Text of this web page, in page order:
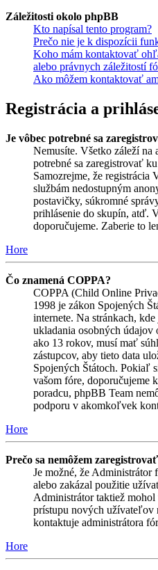
Záležitosti okolo phpBB
Kto napísal tento program?
Prečo nie je k dispozícii
Koho mám kontaktovať
alebo právnych záležitostí
Ako môžem kontaktovať
Registrácia a
Je vôbec potrebné sa
Nemusíte. Všetko záleží na
potrebné sa zaregistrovať
Samozrejme, že registrácia
službám nedostupným
postavičky, súkromné
prihlásenie do skupín, atď.
doporučujeme. Zaberie to
Hore
Čo znamená COPPA?
COPPA (Child Online
1998 je zákon Spojených
internete. Na stránkach,
ukladania osobných
ako 13 rokov, musí mať
zástupcov, aby tieto data
Spojených Štátoch. Pokiaľ
vašom fóre, doporučujeme
poradcu, phpBB Team
podporu v akomkoľvek
Hore
Prečo sa nemôžem
Je možné, že Administrátor
alebo zakázal použitie
Administrátor taktiež
prístupu nových užívateľov
kontaktuje administrátora
Hore